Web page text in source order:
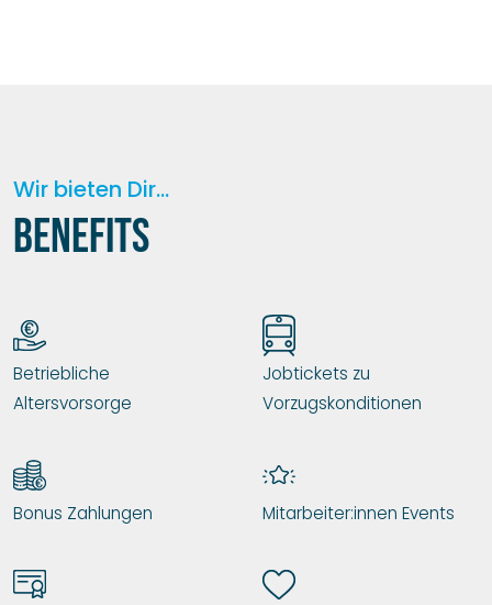
Wir bieten Dir...
Benefits
Betriebliche
Altersvorsorge
Jobtickets zu
Vorzugskonditionen
Bonus Zahlungen Mitarbeiter:innen Events